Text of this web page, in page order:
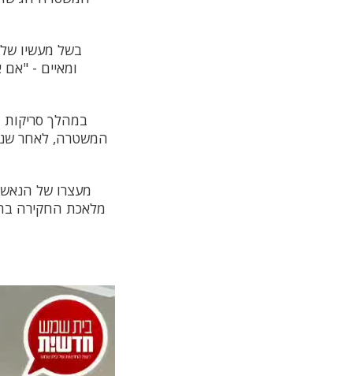
בשל מעשיו
ומאיים -
המשטרה, לאחר
מעצרו של
מלאכת החקירה